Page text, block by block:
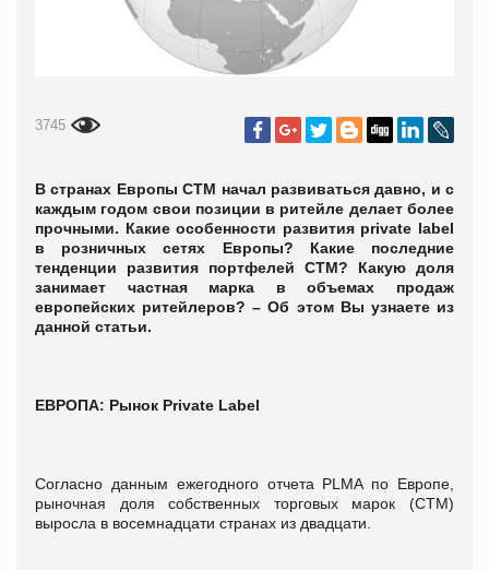
3745
В странах Европы СТМ начал развиваться давно, и с
каждым годом свои позиции в ритейле делает более
прочными. Какие особенности развития private label
в розничных сетях Европы? Какие последние
тенденции развития портфелей СТМ? Какую доля
занимает частная марка в объемах продаж
европейских ритейлеров? – Об этом Вы узнаете из
данной статьи.
ЕВРОПА: Рынок Private Label
Согласно данным ежегодного отчета PLMA по Европе,
рыночная доля собственных торговых марок (СТМ)
выросла в восемнадцати странах из двадцати.